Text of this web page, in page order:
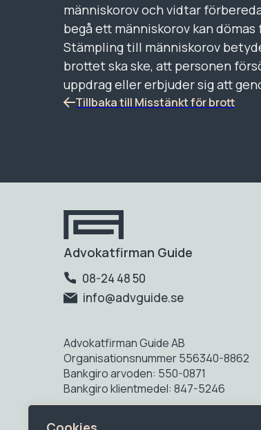
människorov och vidtar
begå ett människorov kan dömas
Stämpling till människorov
brottet ska ske, att personen
uppdrag eller erbjuder sig att
Tillbaka till Misstänkt för brott
Advokatfirman Guide
08-24 48 50
info@advguide.se
Advokatfirman Guide AB
Organisationsnummer 556340-8862
Bankgiro arvoden: 550-0871
Bankgiro klientmedel: 847-5246